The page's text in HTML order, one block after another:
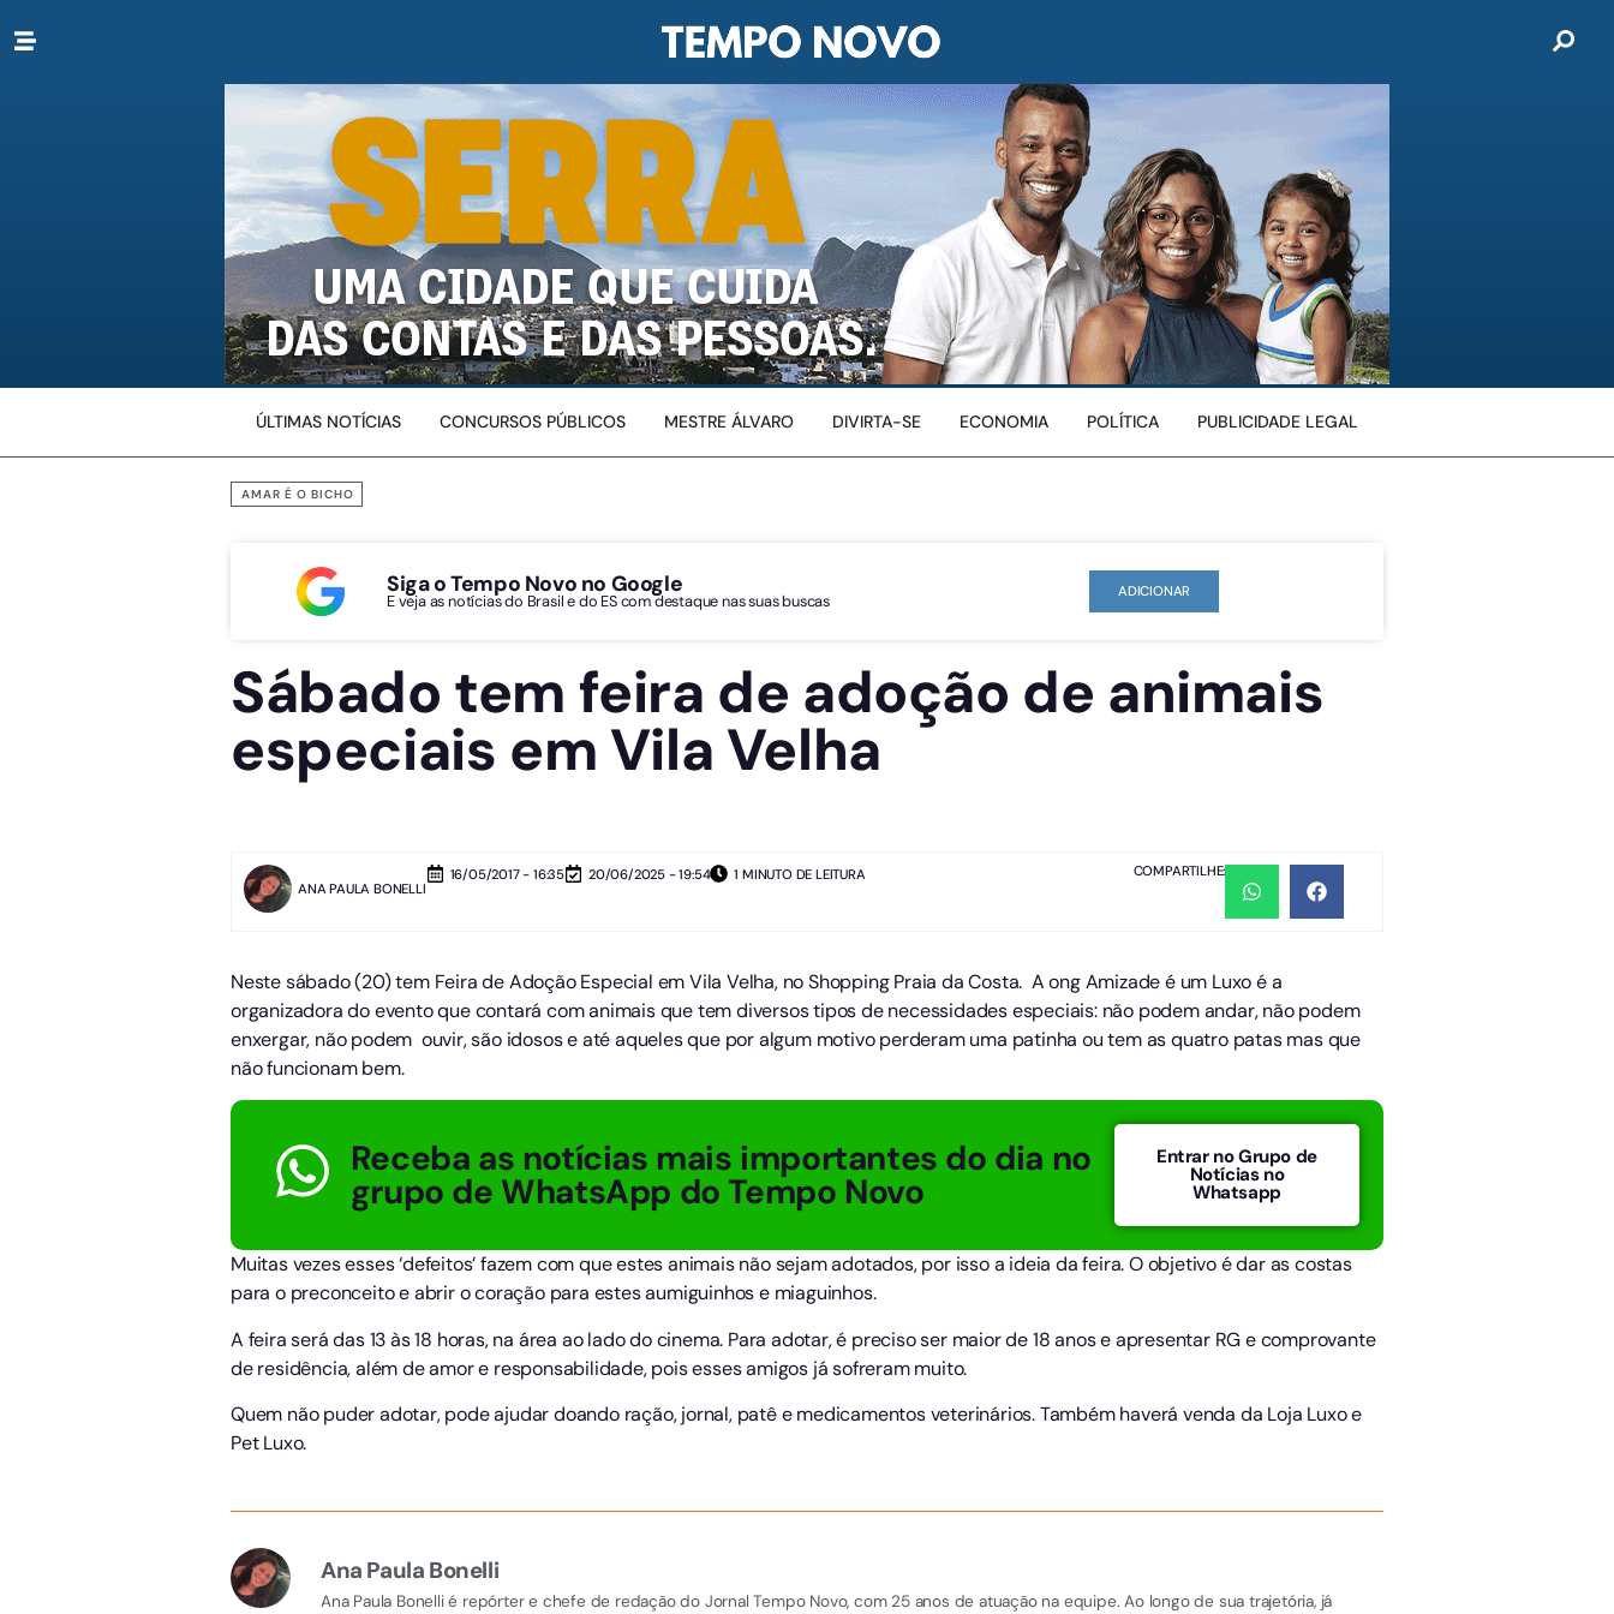
ÚLTIMAS NOTÍCIAS CONCURSOS PÚBLICOS MESTRE ÁLVARO DIVIRTA-SE ECONOMIA POLÍTICA PUBLICIDADE LEGAL
AMAR É O BICHO
Siga o Tempo Novo no Google
E veja as notícias do Brasil e do ES com destaque nas suas buscas ADICIONAR
Sábado tem feira de adoção de animais
especiais em Vila Velha
ANA PAULA BONELLI
16/05/2017 - 16:35 20/06/2025 - 19:54 1 MINUTO DE LEITURA COMPARTILHE:
Neste sábado (20) tem Feira de Adoção Especial em Vila Velha, no Shopping Praia da Costa. A ong Amizade é um Luxo é a
organizadora do evento que contará com animais que tem diversos tipos de necessidades especiais: não podem andar, não podem
enxergar, não podem ouvir, são idosos e até aqueles que por algum motivo perderam uma patinha ou tem as quatro patas mas que
não funcionam bem.
Receba as notícias mais importantes do dia no
grupo de WhatsApp do Tempo Novo
Entrar no Grupo de
Notícias no
Whatsapp
Muitas vezes esses ‘defeitos’ fazem com que estes animais não sejam adotados, por isso a ideia da feira. O objetivo é dar as costas
para o preconceito e abrir o coração para estes aumiguinhos e miaguinhos.
A feira será das 13 às 18 horas, na área ao lado do cinema. Para adotar, é preciso ser maior de 18 anos e apresentar RG e comprovante
de residência, além de amor e responsabilidade, pois esses amigos já sofreram muito.
Quem não puder adotar, pode ajudar doando ração, jornal, patê e medicamentos veterinários. Também haverá venda da Loja Luxo e
Pet Luxo.
Ana Paula Bonelli
Ana Paula Bonelli é repórter e chefe de redação do Jornal Tempo Novo, com 25 anos de atuação na equipe. Ao longo de sua trajetória, já